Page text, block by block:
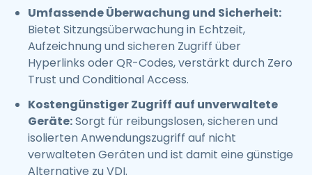
Umfassende Überwachung und Sicherheit:
Bietet Sitzungsüberwachung in Echtzeit,
Aufzeichnung und sicheren Zugriff über
Hyperlinks oder QR-Codes, verstärkt durch Zero
Trust und Conditional Access.
Kostengünstiger Zugriff auf unverwaltete
Geräte:Sorgt für reibungslosen, sicheren und
isolierten Anwendungszugriff auf nicht
verwalteten Geräten und ist damit eine günstige
Alternative zu VDI.